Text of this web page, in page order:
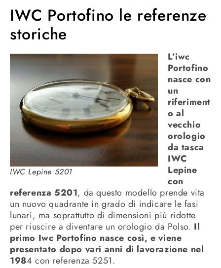
IWC Portofino le referenze
storiche
IWC Lepine 5201
L’iwc
Portofino
nasce con
un
riferiment
o al
vecchio
orologio
da tasca
IWC
Lepine
con
referenza 5201, da questo modello prende vita
un nuovo quadrante in grado di indicare le fasi
lunari, ma soprattutto di dimensioni più ridotte
per riuscire a diventare un orologio da Polso. Il
primo Iwc Portofino nasce così, e viene
presentato dopo vari anni di lavorazione nel
1984 con referenza 5251.